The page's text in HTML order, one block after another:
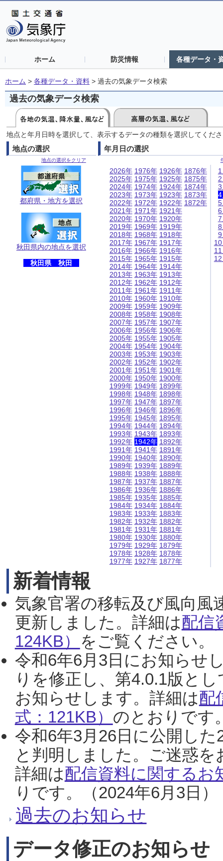
ホーム 防災情報 各種データ・
ホーム > 各種データ・資料 > 過去の気象データ検索
過去の気象データ検索
地点と年月日時を選択して、表示するデータの種類を選択してくだ
地点の選択
地点の選択をクリア
都府県・地方を選択
秋田県内の地点を選択
秋田県 秋田
年月日の選択
2026年
2025年
2024年
2023年
2022年
2021年
2020年
2019年
2018年
2017年
2016年
2015年
2014年
2013年
2012年
2011年
2010年
2009年
2008年
2007年
2006年
2005年
2004年
2003年
2002年
2001年
2000年
1999年
1998年
1997年
1996年
1995年
1994年
1993年
1992年
1991年
1990年
1989年
1988年
1987年
1986年
1985年
1984年
1983年
1982年
1981年
1980年
1979年
1978年
1977年
1976年
1975年
1974年
1973年
1972年
1971年
1970年
1969年
1968年
1967年
1966年
1965年
1964年
1963年
1962年
1961年
1960年
1959年
1958年
1957年
1956年
1955年
1954年
1953年
1952年
1951年
1950年
1949年
1948年
1947年
1946年
1945年
1944年
1943年
1942年
1941年
1940年
1939年
1938年
1937年
1936年
1935年
1934年
1933年
1932年
1931年
1930年
1929年
1928年
1927年
1926年
1925年
1924年
1923年
1922年
1921年
1920年
1919年
1918年
1917年
1916年
1915年
1914年
1913年
1912年
1911年
1910年
1909年
1908年
1907年
1906年
1905年
1904年
1903年
1902年
1901年
1900年
1899年
1898年
1897年
1896年
1895年
1894年
1893年
1892年
1891年
1890年
1889年
1888年
1887年
1886年
1885年
1884年
1883年
1882年
1881年
1880年
1879年
1878年
1877年
1876年
1875年
1874年
1873年
1872年
新着情報
気象官署の移転及び風向風
更新しました。詳細は配信
124KB） をご覧ください。
令和6年6月3日にお知らせ
りを修正し、第4.0.1版と
お知らせします。詳細は配
式：121KB） のとおりです
令和6年3月26日に公開し
と判明しました。ご迷惑
詳細は配信資料に関するお
りです。（2024年6月3日）
過去のお知らせ
データ修正のお知らせ